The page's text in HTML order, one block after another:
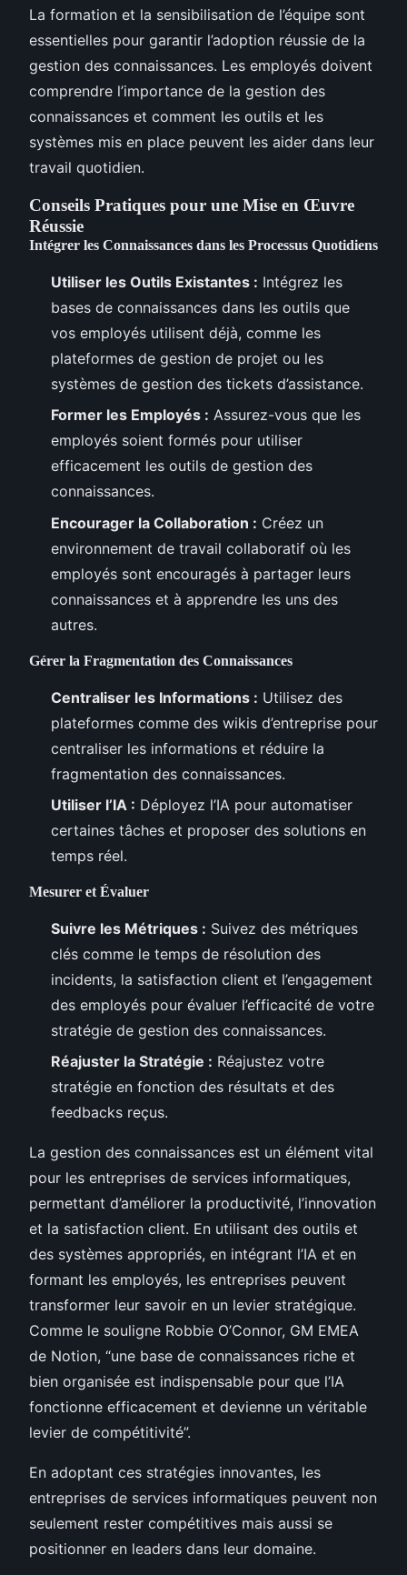
La formation et la sensibilisation de l’équipe sont
essentielles pour garantir l’adoption réussie de la
gestion des connaissances. Les employés doivent
comprendre l’importance de la gestion des
connaissances et comment les outils et les
systèmes mis en place peuvent les aider dans leur
travail quotidien.
Conseils Pratiques pour une Mise en Œuvre
Réussie
Intégrer les Connaissances dans les Processus Quotidiens
Utiliser les Outils Existantes : Intégrez les
bases de connaissances dans les outils que
vos employés utilisent déjà, comme les
plateformes de gestion de projet ou les
systèmes de gestion des tickets d’assistance.
Former les Employés : Assurez-vous que les
employés soient formés pour utiliser
efficacement les outils de gestion des
connaissances.
Encourager la Collaboration : Créez un
environnement de travail collaboratif où les
employés sont encouragés à partager leurs
connaissances et à apprendre les uns des
autres.
Gérer la Fragmentation des Connaissances
Centraliser les Informations : Utilisez des
plateformes comme des wikis d’entreprise pour
centraliser les informations et réduire la
fragmentation des connaissances.
Utiliser l’IA : Déployez l’IA pour automatiser
certaines tâches et proposer des solutions en
temps réel.
Mesurer et Évaluer
Suivre les Métriques : Suivez des métriques
clés comme le temps de résolution des
incidents, la satisfaction client et l’engagement
des employés pour évaluer l’efficacité de votre
stratégie de gestion des connaissances.
Réajuster la Stratégie : Réajustez votre
stratégie en fonction des résultats et des
feedbacks reçus.
La gestion des connaissances est un élément vital
pour les entreprises de services informatiques,
permettant d’améliorer la productivité, l’innovation
et la satisfaction client. En utilisant des outils et
des systèmes appropriés, en intégrant l’IA et en
formant les employés, les entreprises peuvent
transformer leur savoir en un levier stratégique.
Comme le souligne Robbie O’Connor, GM EMEA
de Notion, “une base de connaissances riche et
bien organisée est indispensable pour que l’IA
fonctionne efficacement et devienne un véritable
levier de compétitivité”.
En adoptant ces stratégies innovantes, les
entreprises de services informatiques peuvent non
seulement rester compétitives mais aussi se
positionner en leaders dans leur domaine.